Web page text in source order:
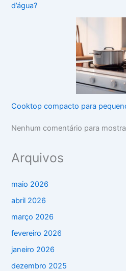
d’água?
Cooktop compacto para
Nenhum comentário para
Arquivos
maio 2026
abril 2026
março 2026
fevereiro 2026
janeiro 2026
dezembro 2025